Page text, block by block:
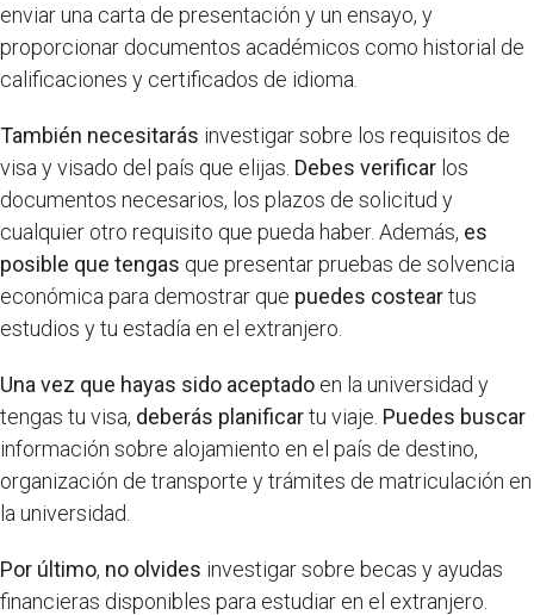
enviar una carta de presentación y un ensayo, y
proporcionar documentos académicos como historial de
calificaciones y certificados de idioma.
También necesitarás investigar sobre los requisitos de
visa y visado del país que elijas. Debes verificar los
documentos necesarios, los plazos de solicitud y
cualquier otro requisito que pueda haber. Además, es
posible que tengas que presentar pruebas de solvencia
económica para demostrar que puedes costeartus
estudios y tu estadía en el extranjero.
Una vez que hayas sido aceptado en la universidad y
tengas tu visa, deberás planificartu viaje. Puedes buscar
información sobre alojamiento en el país de destino,
organización de transporte y trámites de matriculación en
la universidad.
Por último, no olvides investigar sobre becas y ayudas
financieras disponibles para estudiar en el extranjero.